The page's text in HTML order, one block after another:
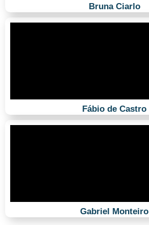
Bruna Ciarlo
Fábio de Castro
Gabriel Monteiro